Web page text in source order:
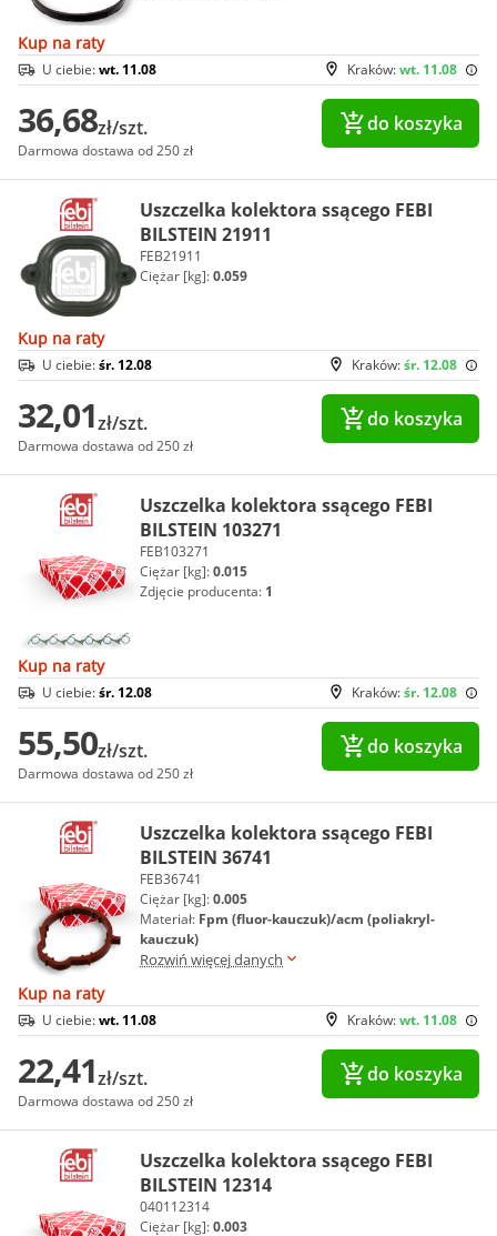
Kup na raty
Kraków:wt. 11.08
U ciebie:wt. 11.08
36,68zł/szt.
Darmowa dostawa od 250 zł
do koszyka
Uszczelka kolektora ssącego FEBI
BILSTEIN 21911
FEB21911
Ciężar [kg]:0.059
Kup na raty
Kraków:śr. 12.08
U ciebie:śr. 12.08
32,01zł/szt.
Darmowa dostawa od 250 zł
do koszyka
Uszczelka kolektora ssącego FEBI
BILSTEIN 103271
FEB103271
Ciężar [kg]:0.015
Zdjęcie producenta: 1
Kup na raty
Kraków:śr. 12.08
U ciebie:śr. 12.08
55,50zł/szt.
Darmowa dostawa od 250 zł
do koszyka
Uszczelka kolektora ssącego FEBI
BILSTEIN 36741
FEB36741
Ciężar [kg]:0.005
Materiał: Fpm (fluor-kauczuk)/acm (poliakryl-
kauczuk)
Rozwiń więcej danych
Kup na raty
Kraków:wt. 11.08
U ciebie:wt. 11.08
22,41zł/szt.
Darmowa dostawa od 250 zł
do koszyka
Uszczelka kolektora ssącego FEBI
BILSTEIN 12314
040112314
Ciężar [kg]:0.003